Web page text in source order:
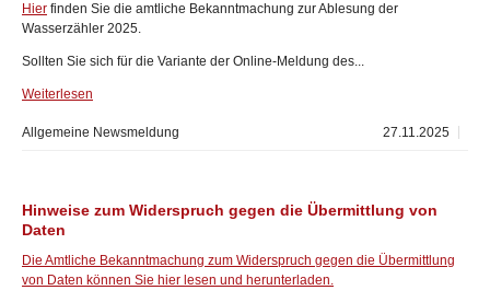
Hier finden Sie die amtliche Bekanntmachung zur Ablesung der
Wasserzähler 2025.
Sollten Sie sich für die Variante der Online-Meldung des...
Weiterlesen
27.11.2025
Allgemeine Newsmeldung
Hinweise zum Widerspruch gegen die Übermittlung von
Daten
Die Amtliche Bekanntmachung zum Widerspruch gegen die Übermittlung
von Daten können Sie hier lesen und herunterladen.